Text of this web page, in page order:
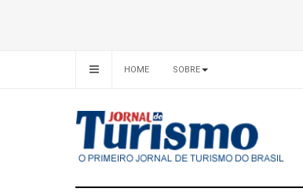
HOME SOBRE